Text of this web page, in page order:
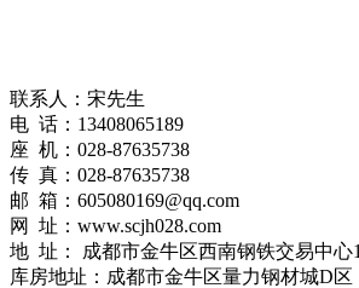
联系人：宋先生
电 话：13408065189
座 机：028-87635738
传 真：028-87635738
邮 箱：605080169@qq.com
网 址：www.scjh028.com
地 址： 成都市金牛区西南钢铁交易中心
库房地址：成都市金牛区量力钢材城D区